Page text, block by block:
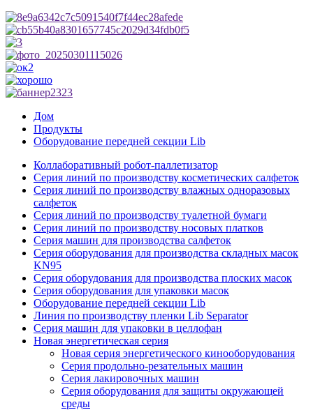
Дом
Продукты
Оборудование передней секции Lib
Коллаборативный робот-паллетизатор
Серия линий по производству косметических салфеток
Серия линий по производству влажных одноразовых
салфеток
Серия линий по производству туалетной бумаги
Серия линий по производству носовых платков
Серия машин для производства салфеток
Серия оборудования для производства складных масок
KN95
Серия оборудования для производства плоских масок
Серия оборудования для упаковки масок
Оборудование передней секции Lib
Линия по производству пленки Lib Separator
Серия машин для упаковки в целлофан
Новая энергетическая серия
Новая серия энергетического кинооборудования
Серия продольно-резательных машин
Серия лакировочных машин
Серия оборудования для защиты окружающей
среды